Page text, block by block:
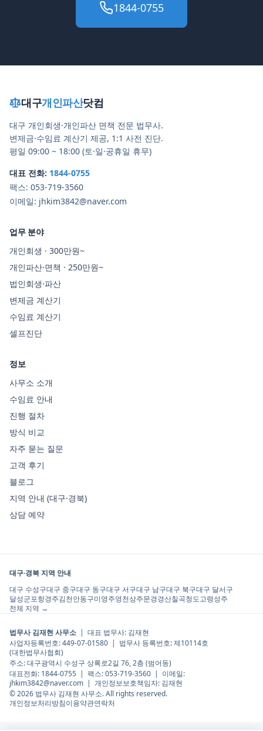
1844-0755
대구개인파산닷컴
대구 개인회생·개인파산 면책 전문 법무사.
변제금·수임료 계산기 제공, 1:1 사전 진단.
평일 09:00 ~ 18:00 (토·일·공휴일 휴무)
대표 전화: 1844-0755
팩스: 053-719-3560
이메일: jhkim3842@naver.com
업무 분야
개인회생 · 300만원~
개인파산·면책 · 250만원~
법인회생·파산
변제금 계산기
수임료 계산기
셀프진단
정보
사무소 소개
수임료 안내
진행 절차
방식 비교
자주 묻는 질문
고객 후기
블로그
지역 안내 (대구·경북)
상담 예약
대구·경북 지역 안내
대구 수성구대구 중구대구 동구대구 서구대구 남구대구 북구대구 달서구
달성군포항경주김천안동구미영주영천상주문경경산칠곡청도고령성주
전체 지역 →
법무사 김재현 사무소 | 대표 법무사: 김재현
사업자등록번호:449-07-01580 | 법무사 등록번호:제10114호
(대한법무사협회)
주소:대구광역시 수성구 상록로2길 76, 2층 (범어동)
대표전화: 1844-0755 | 팩스:053-719-3560 | 이메일:
jhkim3842@naver.com | 개인정보보호책임자: 김재현
©2026 법무사 김재현 사무소. All rights reserved.
개인정보처리방침이용약관연락처